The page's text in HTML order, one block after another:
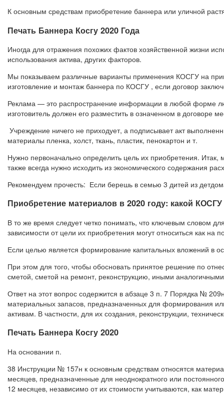
К основным средствам приобретение баннера или уличной
Печать Баннера Косгу 2020 Года
Иногда для отражения похожих фактов хозяйственной жизни
использования актива, других факторов.
Мы показываем различные варианты применения КОСГУ на
изготовление и монтаж баннера по КОСГУ , если договор
Реклама — это распространение информации в любой форме
изготовитель должен его разместить в означенном в договоре
Учреждение ничего не приходует, а подписывает акт
материалы пленка, холст, ткань, пластик, пенокартон и т.
Нужно первоначально определить цель их приобретения.
также всегда нужно исходить из экономического содержания
Рекомендуем прочесть: Если берешь в семью 3 дитей из
Приобретение материалов в 2020 году: какой
В то же время следует четко понимать, что ключевым словом
зависимости от цели их приобретения могут относиться как
Если целью является формирование капитальных вложений в
При этом для того, чтобы обосновать принятое решение по
сметой, сметой на ремонт, реконструкцию, иными
Ответ на этот вопрос содержится в абзаце 3 п. 7 Порядка №
материальных запасов, предназначенных для формирования
активам. В частности, для их создания, реконструкции,
Печать Баннера Косгу 2020
На основании п.
38 Инструкции № 157н к основным средствам относятся
месяцев, предназначенные для неоднократного или
12 месяцев, независимо от их стоимости учитываются, как